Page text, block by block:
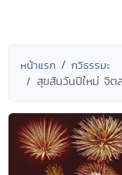
หน้าแรก กวีธรรมะ
สุขสันวันปีใหม่ จิต